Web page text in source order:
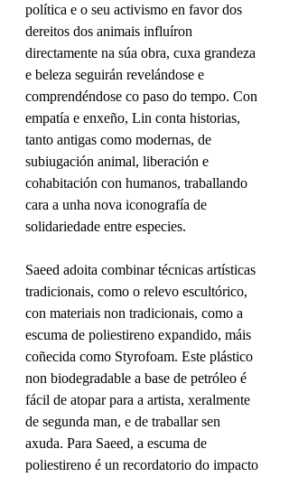
política e o seu activismo en favor dos
dereitos dos animais influíron
directamente na súa obra, cuxa grandeza
e beleza seguirán revelándose e
comprendéndose co paso do tempo. Con
empatía e enxeño, Lin conta historias,
tanto antigas como modernas, de
subiugación animal, liberación e
cohabitación con humanos, traballando
cara a unha nova iconografía de
solidariedade entre especies.
Saeed adoita combinar técnicas artísticas
tradicionais, como o relevo escultórico,
con materiais non tradicionais, como a
escuma de poliestireno expandido, máis
coñecida como Styrofoam. Este plástico
non biodegradable a base de petróleo é
fácil de atopar para a artista, xeralmente
de segunda man, e de traballar sen
axuda. Para Saeed, a escuma de
poliestireno é un recordatorio do impacto